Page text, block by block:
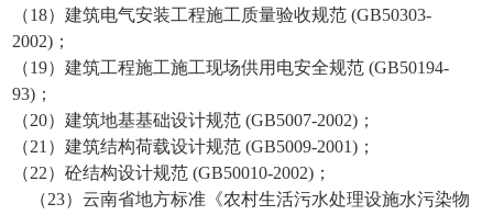
（18）建筑电气安装工程施工质量验收规范 (GB50303-
2002)；
（19）建筑工程施工施工现场供用电安全规范 (GB50194-
93)；
（20）建筑地基基础设计规范 (GB5007-2002)；
（21）建筑结构荷载设计规范 (GB5009-2001)；
（22）砼结构设计规范 (GB50010-2002)；
（23）云南省地方标准《农村生活污水处理设施水污染物